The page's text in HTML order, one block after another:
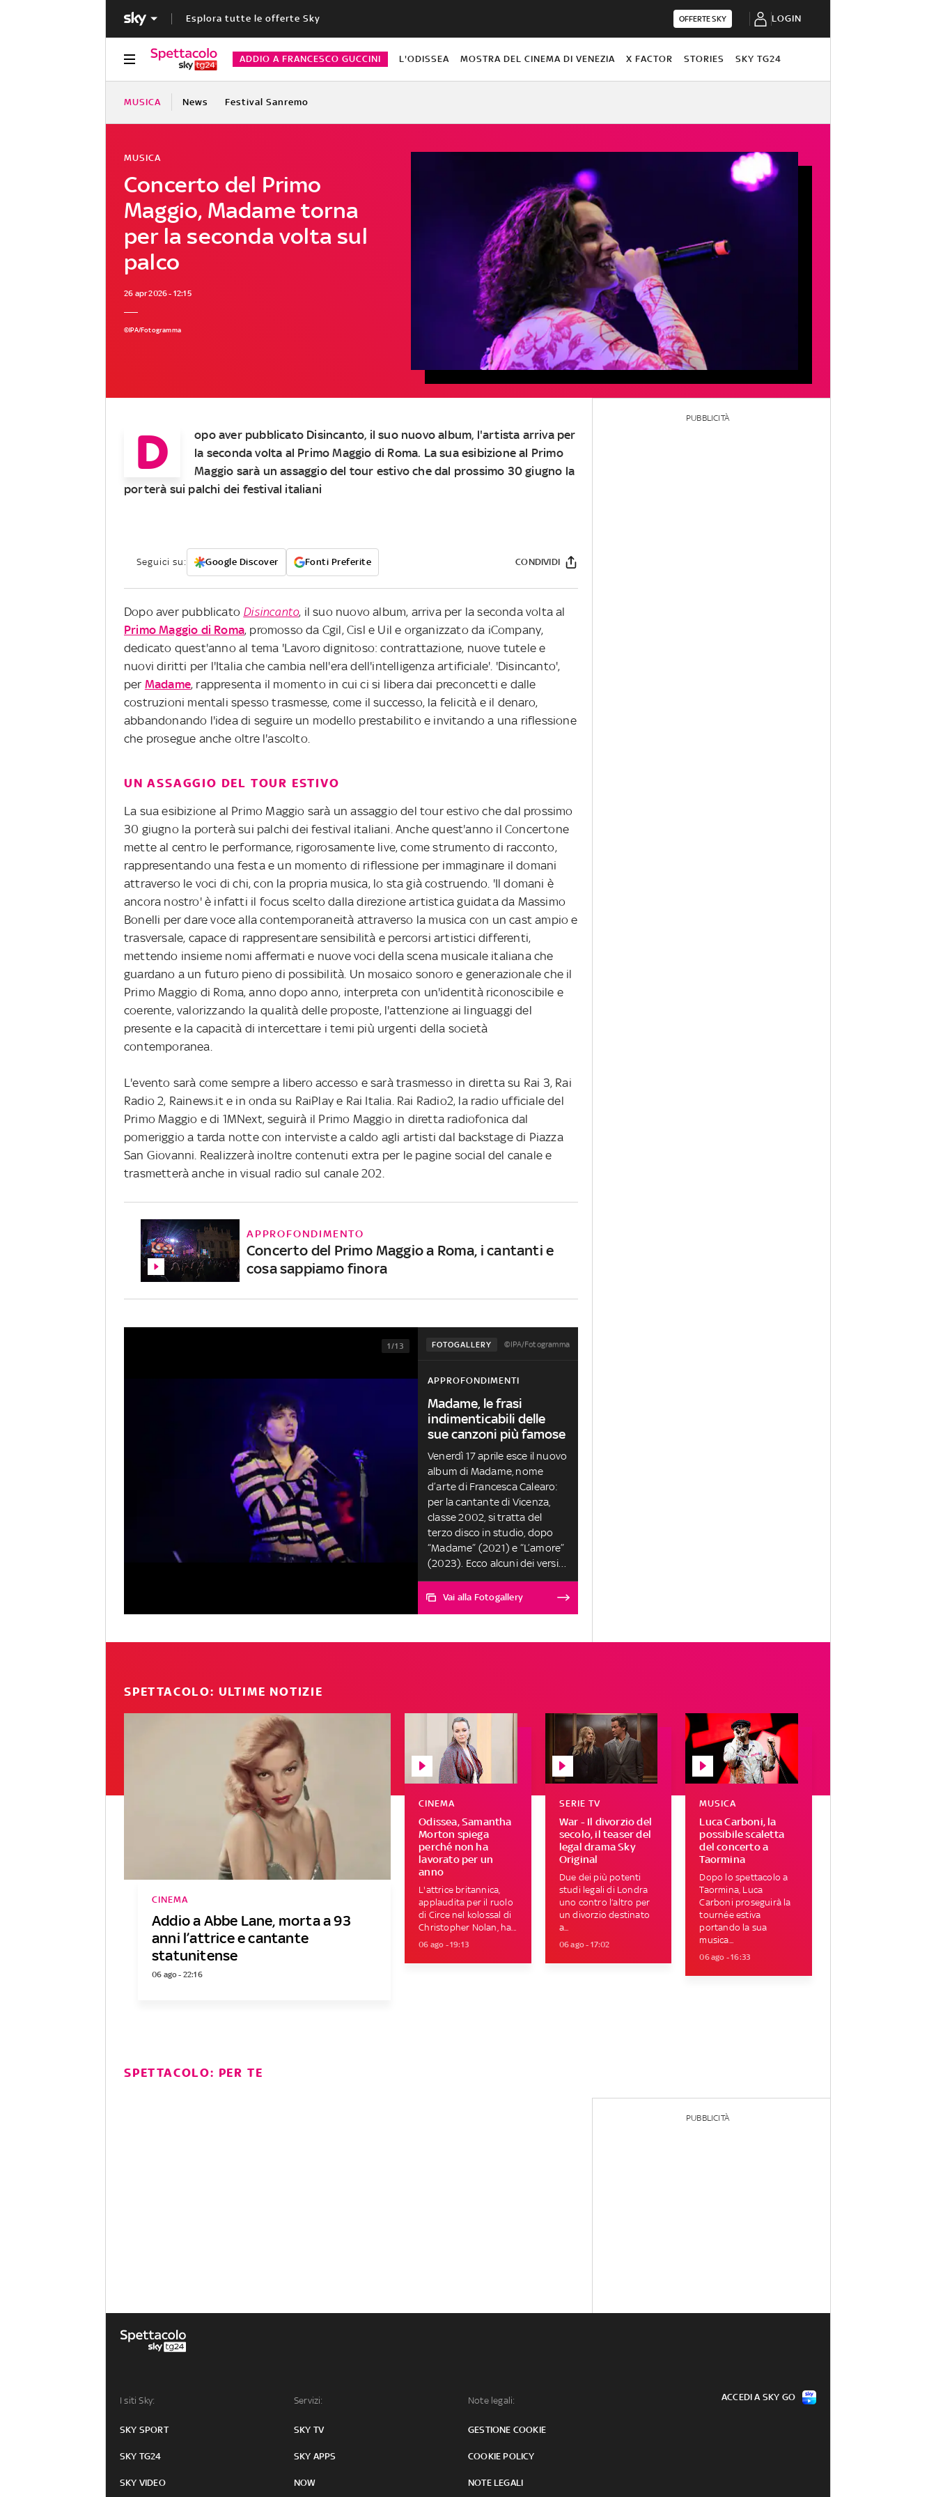
Esplora tutte le offerte Sky OFFERTE SKY LOGIN
ADDIO A FRANCESCO GUCCINI L'ODISSEA MOSTRA DEL CINEMA DI VENEZIA X FACTOR STORIES SKY TG24
MUSICA News Festival Sanremo
Concerto del Primo
Maggio, Madame torna
per la seconda volta sul
palco
MUSICA
26 apr 2026 - 12:15
©IPA/Fotogramma
D
opo aver pubblicato Disincanto, il suo nuovo album, l'artista arriva per
la seconda volta al Primo Maggio di Roma. La sua esibizione al Primo
Maggio sarà un assaggio del tour estivo che dal prossimo 30 giugno la
porterà sui palchi dei festival italiani
Seguici su: Google Discover Fonti Preferite CONDIVIDI
Dopo aver pubblicato Disincanto, il suo nuovo album, arriva per la seconda volta al
Primo Maggio di Roma, promosso da Cgil, Cisl e Uil e organizzato da iCompany,
dedicato quest'anno al tema 'Lavoro dignitoso: contrattazione, nuove tutele e
nuovi diritti per l'Italia che cambia nell'era dell'intelligenza artificiale'. 'Disincanto',
per Madame, rappresenta il momento in cui ci si libera dai preconcetti e dalle
costruzioni mentali spesso trasmesse, come il successo, la felicità e il denaro,
abbandonando l'idea di seguire un modello prestabilito e invitando a una riflessione
che prosegue anche oltre l'ascolto.
UN ASSAGGIO DEL TOUR ESTIVO
La sua esibizione al Primo Maggio sarà un assaggio del tour estivo che dal prossimo
30 giugno la porterà sui palchi dei festival italiani. Anche quest'anno il Concertone
mette al centro le performance, rigorosamente live, come strumento di racconto,
rappresentando una festa e un momento di riflessione per immaginare il domani
attraverso le voci di chi, con la propria musica, lo sta già costruendo. 'Il domani è
ancora nostro' è infatti il focus scelto dalla direzione artistica guidata da Massimo
Bonelli per dare voce alla contemporaneità attraverso la musica con un cast ampio e
trasversale, capace di rappresentare sensibilità e percorsi artistici differenti,
mettendo insieme nomi affermati e nuove voci della scena musicale italiana che
guardano a un futuro pieno di possibilità. Un mosaico sonoro e generazionale che il
Primo Maggio di Roma, anno dopo anno, interpreta con un'identità riconoscibile e
coerente, valorizzando la qualità delle proposte, l'attenzione ai linguaggi del
presente e la capacità di intercettare i temi più urgenti della società
contemporanea.
L'evento sarà come sempre a libero accesso e sarà trasmesso in diretta su Rai 3, Rai
Radio 2, Rainews.it e in onda su RaiPlay e Rai Italia. Rai Radio2, la radio ufficiale del
Primo Maggio e di 1MNext, seguirà il Primo Maggio in diretta radiofonica dal
pomeriggio a tarda notte con interviste a caldo agli artisti dal backstage di Piazza
San Giovanni. Realizzerà inoltre contenuti extra per le pagine social del canale e
trasmetterà anche in visual radio sul canale 202.
APPROFONDIMENTO
Concerto del Primo Maggio a Roma, i cantanti e
cosa sappiamo finora
FOTOGALLERY ©IPA/Fotogramma
1/13
APPROFONDIMENTI
Madame, le frasi
indimenticabili delle
sue canzoni più famose
Venerdì 17 aprile esce il nuovo
album di Madame, nome
d’arte di Francesca Calearo:
per la cantante di Vicenza,
classe 2002, si tratta del
terzo disco in studio, dopo
“Madame” (2021) e “L’amore”
(2023). Ecco alcuni dei versi
più celebri dei suoi brani
Vai alla Fotogallery
PUBBLICITÀ
SPETTACOLO: ULTIME NOTIZIE
Addio a Abbe Lane, morta a 93
anni l’attrice e cantante
statunitense
CINEMA
06 ago - 22:16
Odissea, Samantha
Morton spiega
perché non ha
lavorato per un
anno
CINEMA
L'attrice britannica,
applaudita per il ruolo
di Circe nel kolossal di
Christopher Nolan, ha...
06 ago - 19:13
War - Il divorzio del
secolo, il teaser del
legal drama Sky
Original
SERIE TV
Due dei più potenti
studi legali di Londra
uno contro l’altro per
un divorzio destinato
a...
06 ago - 17:02
Luca Carboni, la
possibile scaletta
del concerto a
Taormina
MUSICA
Dopo lo spettacolo a
Taormina, Luca
Carboni proseguirà la
tournée estiva
portando la sua
musica...
06 ago - 16:33
SPETTACOLO: PER TE
PUBBLICITÀ
I siti Sky:
SKY SPORT
SKY TG24
SKY VIDEO
Servizi:
SKY TV
SKY APPS
NOW
Note legali:
GESTIONE COOKIE
COOKIE POLICY
NOTE LEGALI
ACCEDI A SKY GO